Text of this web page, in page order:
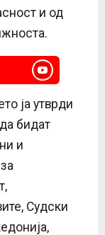
и од
ја утврди
бидат
и
Судски